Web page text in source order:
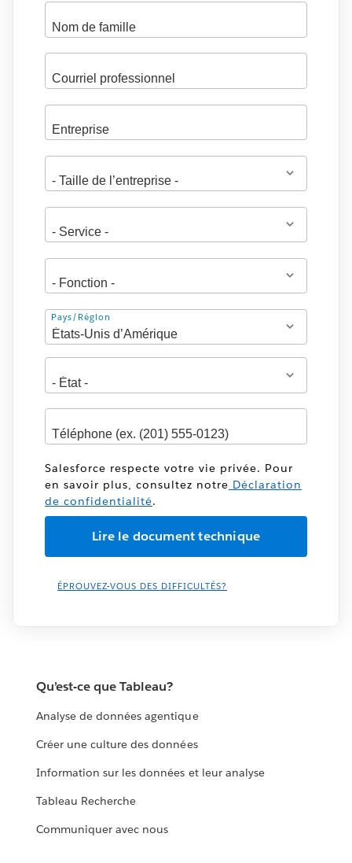
Adresse
Pays/Région
Salesforce respecte votre vie privée. Pour
en savoir plus, consultez notre Déclaration
de confidentialité.
ÉPROUVEZ-VOUS DES DIFFICULTÉS?
Qu’est-ce que Tableau?
Analyse de données agentique
Créer une culture des données
Information sur les données et leur analyse
Tableau Recherche
Communiquer avec nous